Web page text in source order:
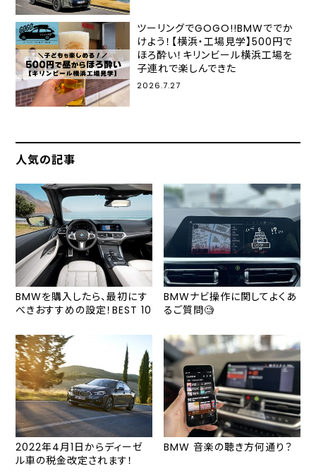
ツーリングでGOGO!!BMWででか
けよう！【横浜・工場見学】500円で
ほろ酔い！キリンビール横浜工場を
子連れで楽しんできた
2026.7.27
人気の記事
BMWを購入したら、最初にす
べきおすすめの設定！BEST 10
BMWナビ操作に関してよくあ
るご質問🧐
2022年4月1日からディーゼ
ル車の税金改定されます！
BMW 音楽の聴き方何通り？